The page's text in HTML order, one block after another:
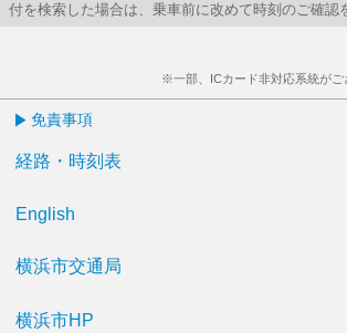
付を検索した場合は、乗車前に改めて時刻のご確認
※一部、ICカード非対応系統がご
免責事項
経路・時刻表
English
横浜市交通局
横浜市HP